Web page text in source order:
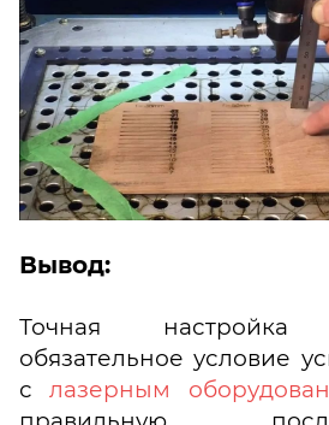
Вывод:
Точная
обязательное условие
слазерным